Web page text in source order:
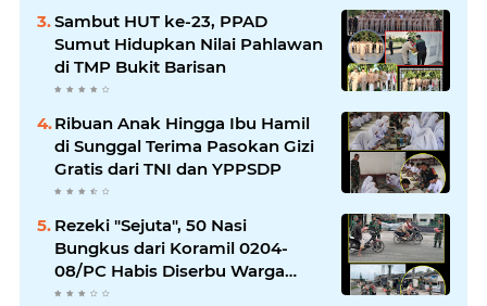
Sambut HUT ke-23, PPAD
Sumut Hidupkan Nilai Pahlawan
di TMP Bukit Barisan
Ribuan Anak Hingga Ibu Hamil
di Sunggal Terima Pasokan Gizi
Gratis dari TNI dan YPPSDP
Rezeki "Sejuta", 50 Nasi
Bungkus dari Koramil 0204-
08/PC Habis Diserbu Warga
Pantai Cermin